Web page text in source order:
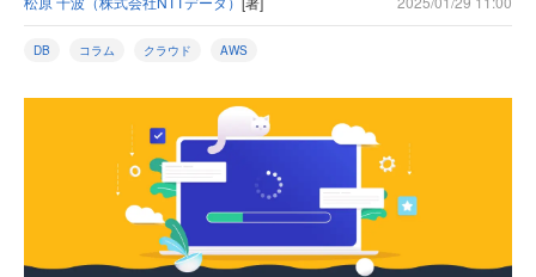
DB コラム クラウド AWS